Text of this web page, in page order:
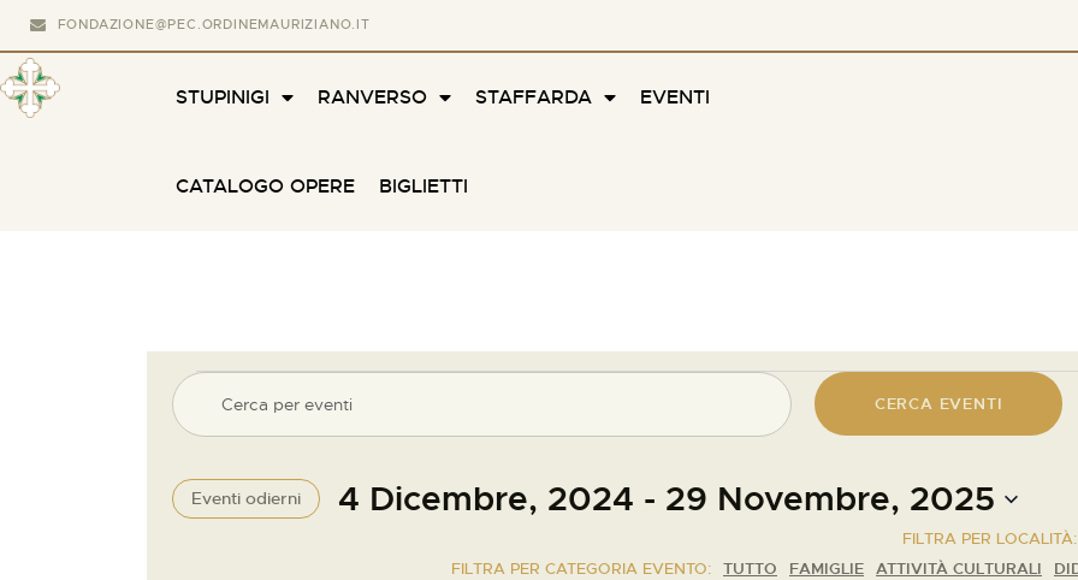
FONDAZIONE@PEC.ORDINEMAURIZIANO.IT
STUPINIGI RANVERSO STAFFARDA EVENTI
CATALOGO OPERE BIGLIETTI
E
v
e
I
n
e
r
CERCA EVENTI
Eventi odierni 4 Dicembre, 2024 - 29 Novembre, 2025
FILTRA PER LOCALITÀ:
FILTRA PER CATEGORIA EVENTO: TUTTO FAMIGLIE ATTIVITÀ CULTURALI